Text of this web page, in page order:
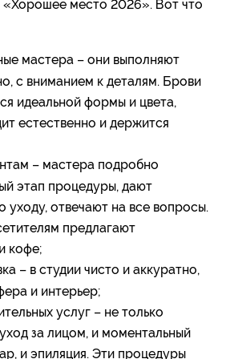
«Хорошее место 2026». Вот что
мастера – они выполняют
с вниманием к деталям. Брови
идеальной формы и цвета,
естественно и держится
– мастера подробно
этап процедуры, дают
уходу, отвечают на все вопросы.
предлагают
кофе;
– в студии чисто и аккуратно,
и интерьер;
услуг – не только
за лицом, и моментальный
и эпиляция. Эти процедуры